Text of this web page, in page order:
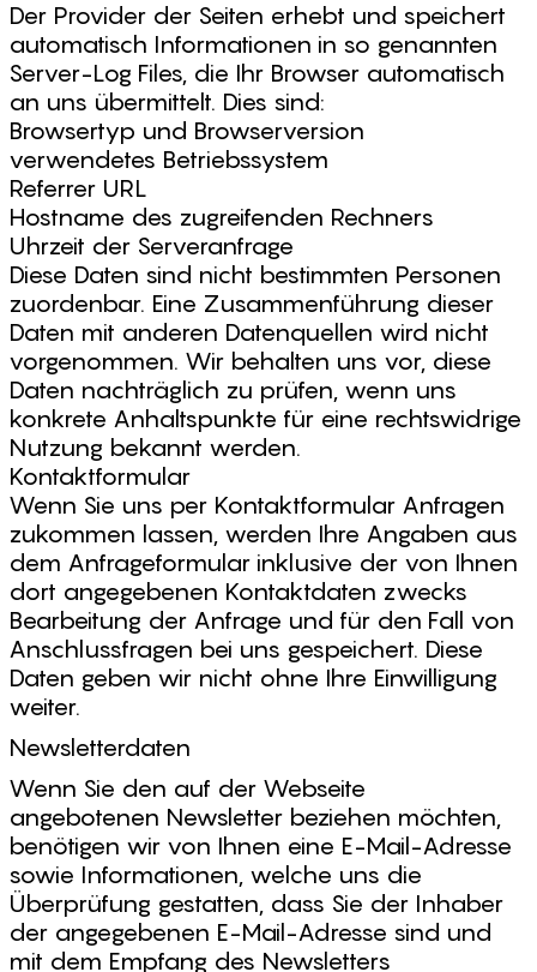
Der Provider der Seiten erhebt und speichert
automatisch Informationen in so genannten
Server-Log Files, die Ihr Browser automatisch
an uns übermittelt. Dies sind:
Browsertyp und Browserversion
verwendetes Betriebssystem
Referrer URL
Hostname des zugreifenden Rechners
Uhrzeit der Serveranfrage
Diese Daten sind nicht bestimmten Personen
zuordenbar. Eine Zusammenführung dieser
Daten mit anderen Datenquellen wird nicht
vorgenommen. Wir behalten uns vor, diese
Daten nachträglich zu prüfen, wenn uns
konkrete Anhaltspunkte für eine rechtswidrige
Nutzung bekannt werden.
Kontaktformular
Wenn Sie uns per Kontaktformular Anfragen
zukommen lassen, werden Ihre Angaben aus
dem Anfrageformular inklusive der von Ihnen
dort angegebenen Kontaktdaten zwecks
Bearbeitung der Anfrage und für den Fall von
Anschlussfragen bei uns gespeichert. Diese
Daten geben wir nicht ohne Ihre Einwilligung
weiter.
Newsletterdaten
Wenn Sie den auf der Webseite
angebotenen Newsletter beziehen möchten,
benötigen wir von Ihnen eine E-Mail-Adresse
sowie Informationen, welche uns die
Überprüfung gestatten, dass Sie der Inhaber
der angegebenen E-Mail-Adresse sind und
mit dem Empfang des Newsletters